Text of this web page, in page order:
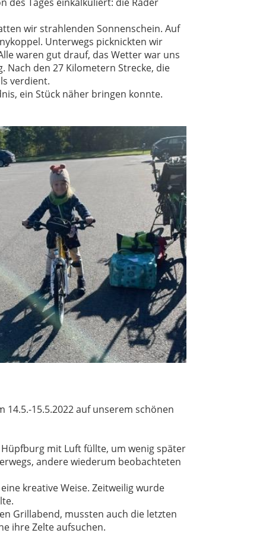
wir strahlenden Sonnenschein. Auf
Unterwegs picknickten wir
waren gut drauf, das Wetter war uns
Nach den 27 Kilometern Strecke, die
verdient.
ein Stück näher bringen konnte.
15.5.2022 auf unserem schönen
mit Luft füllte, um wenig später
andere wiederum beobachteten
kreative Weise. Zeitweilig wurde
Grillabend, mussten auch die letzten
ihre Zelte aufsuchen.